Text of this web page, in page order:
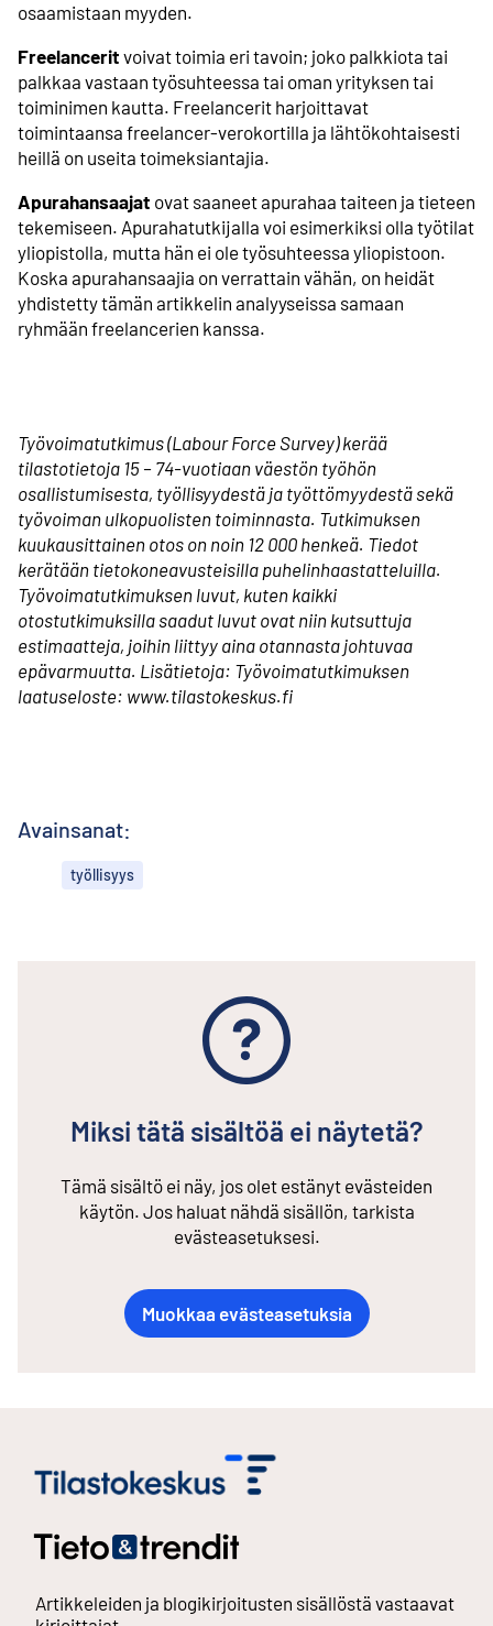
osaamistaan myyden.
Freelancerit voivat toimia eri tavoin; joko palkkiota tai
palkkaa vastaan työsuhteessa tai oman yrityksen tai
toiminimen kautta. Freelancerit harjoittavat
toimintaansa freelancer-verokortilla ja lähtökohtaisesti
heillä on useita toimeksiantajia.
Apurahansaajat ovat saaneet apurahaa taiteen ja tieteen
tekemiseen. Apurahatutkijalla voi esimerkiksi olla työtilat
yliopistolla, mutta hän ei ole työsuhteessa yliopistoon.
Koska apurahansaajia on verrattain vähän, on heidät
yhdistetty tämän artikkelin analyyseissa samaan
ryhmään freelancerien kanssa.
Työvoima­tutkimus(Labour Force Survey) kerää
tilastotietoja 15 – 74-vuotiaan väestön työhön
osallistumisesta, työllisyydestä ja työttömyydestä sekä
työvoiman ulkopuolisten toiminnasta. Tutkimuksen
kuukausittainen otos on noin 12 000 henkeä. Tiedot
kerätään tietokone­avusteisilla puhelin­haastatteluilla.
Työvoima­tutkimuksen luvut, kuten kaikki
otostutkimuksilla saadut luvut ovat niin kutsuttuja
estimaatteja, joihin liittyy aina otannasta johtuvaa
epävarmuutta. Lisätietoja: Työvoima­tutkimuksen
laatuseloste: www.tilastokeskus.fi
Avainsanat:
työllisyys
Miksi tätä sisältöä ei näytetä?
Tämä sisältö ei näy, jos olet estänyt evästeiden
käytön. Jos haluat nähdä sisällön, tarkista
evästeasetuksesi.
Muokkaa evästeasetuksia
Artikkeleiden ja blogikirjoitusten sisällöstä vastaavat